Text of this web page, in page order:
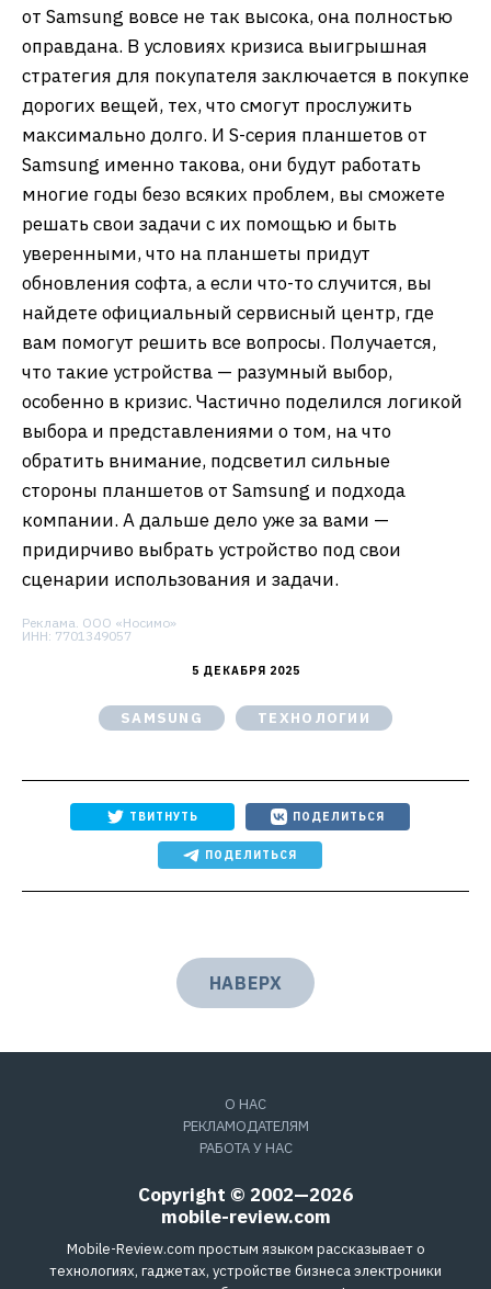
от Samsung вовсе не так высока, она полностью
оправдана. В условиях кризиса выигрышная
стратегия для покупателя заключается в покупке
дорогих вещей, тех, что смогут прослужить
максимально долго. И S-серия планшетов от
Samsung именно такова, они будут работать
многие годы безо всяких проблем, вы сможете
решать свои задачи с их помощью и быть
уверенными, что на планшеты придут
обновления софта, а если что-то случится, вы
найдете официальный сервисный центр, где
вам помогут решить все вопросы. Получается,
что такие устройства — разумный выбор,
особенно в кризис. Частично поделился логикой
выбора и представлениями о том, на что
обратить внимание, подсветил сильные
стороны планшетов от Samsung и подхода
компании. А дальше дело уже за вами —
придирчиво выбрать устройство под свои
сценарии использования и задачи.
Реклама. ООО «Носимо»
ИНН: 7701349057
5 ДЕКАБРЯ 2025
SAMSUNG ТЕХНОЛОГИИ
ТВИТНУТЬ ПОДЕЛИТЬСЯ
ПОДЕЛИТЬСЯ
НАВЕРХ
О НАС
РЕКЛАМОДАТЕЛЯМ
РАБОТА У НАС
Copyright © 2002—2026
mobile-review.com
Mobile-Review.com простым языком рассказывает о
технологиях, гаджетах, устройстве бизнеса электроники